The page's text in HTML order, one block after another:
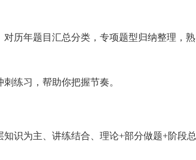
对历年题目汇总分类，专项题型归纳整理，熟
练习，帮助你把握节奏。
识为主、讲练结合、理论+部分做题+阶段总